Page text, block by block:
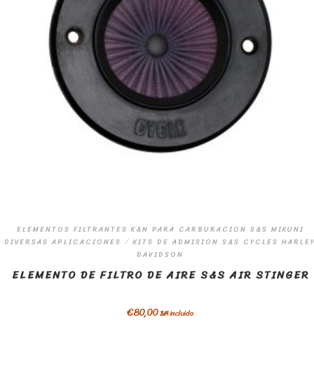
ELEMENTOS FILTRANTES K&N PARA CARBURACION S&S MIKUNI
DIVERSAS APLICACIONES / KITS DE ADMISION S&S CYCLES
DAVIDSON
ELEMENTO DE FILTRO DE AIRE S&S AIR STINGER
€80,00IVA incluido